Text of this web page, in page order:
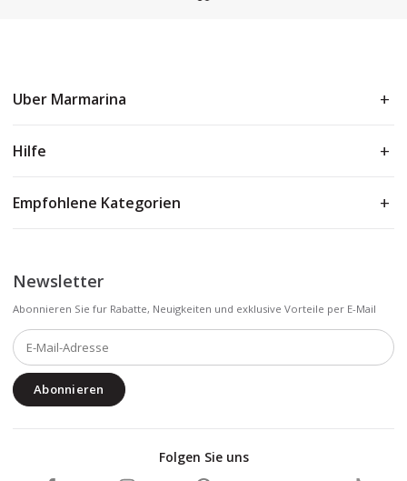
Uber Marmarina
Hilfe
Empfohlene Kategorien
Newsletter
Abonnieren Sie fur Rabatte, Neuigkeiten und exklusive Vorteile per E-Mail
Abonnieren
Folgen Sie uns